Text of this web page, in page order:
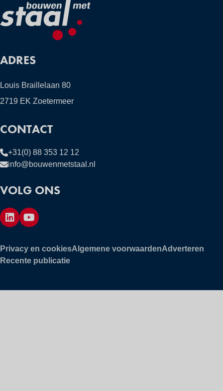
ADRES
Louis Braillelaan 80
2719 EK Zoetermeer
CONTACT
+31(0) 88 353 12 12
info@bouwenmetstaal.nl
VOLG ONS
Privacy en cookiesAlgemene voorwaardenAdverteren
Recente publicatie